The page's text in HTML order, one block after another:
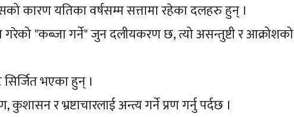
कारण यतिका वर्षसम्म सत्तामा रहेका दलहरु हुन् ।
"कब्जा गर्ने" जुन दलीयकरण छ, त्यो असन्तुष्टी र आक्रोशको
सिर्जित भएका हुन् ।
र भ्रष्टाचारलाई अन्त्य गर्ने प्रण गर्नु पर्दछ ।